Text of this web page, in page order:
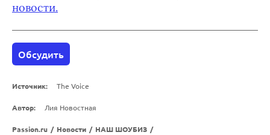
новости.
Обсудить
Источник: The Voice
Автор: Лия Новостная
Passion.ru / Новости / НАШ ШОУБИЗ /